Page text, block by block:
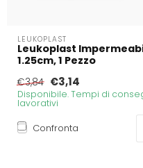
LEUKOPLAST
Leukoplast
1.25cm, 1 Pezzo
€3,84 €3,14
Disponibile. Tempi di
lavorativi
Confronta